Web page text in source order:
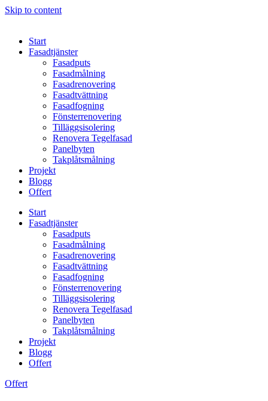
Skip to content
Start
Fasadtjänster
Fasadputs
Fasadmålning
Fasadrenovering
Fasadtvättning
Fasadfogning
Fönsterrenovering
Tilläggsisolering
Renovera Tegelfasad
Panelbyten
Takplåtsmålning
Projekt
Blogg
Offert
Start
Fasadtjänster
Fasadputs
Fasadmålning
Fasadrenovering
Fasadtvättning
Fasadfogning
Fönsterrenovering
Tilläggsisolering
Renovera Tegelfasad
Panelbyten
Takplåtsmålning
Projekt
Blogg
Offert
Offert